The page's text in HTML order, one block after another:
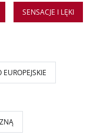
SENSACJE I LĘKI
EUROPEJSKIE